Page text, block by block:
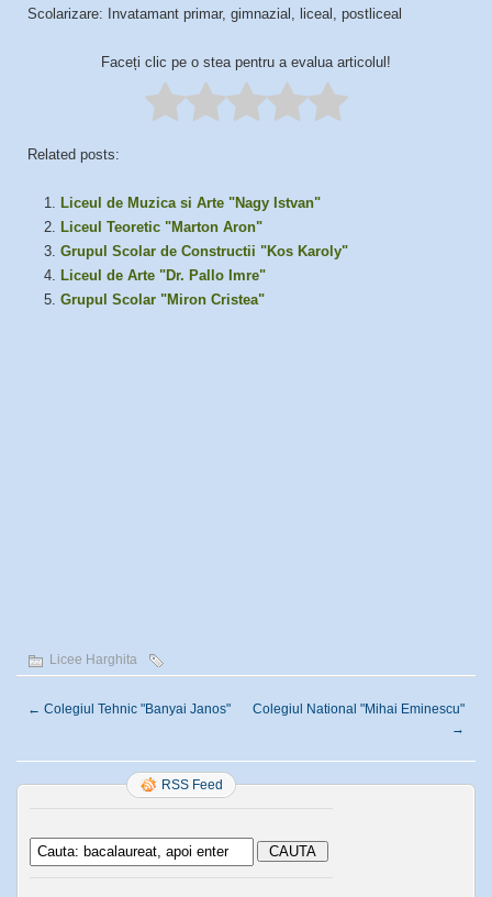
Scolarizare: Invatamant primar, gimnazial, liceal, postliceal
Faceți clic pe o stea pentru a evalua articolul!
Related posts:
Liceul de Muzica si Arte "Nagy Istvan"
Liceul Teoretic "Marton Aron"
Grupul Scolar de Constructii "Kos Karoly"
Liceul de Arte "Dr. Pallo Imre"
Grupul Scolar "Miron Cristea"
Licee Harghita
← Colegiul Tehnic "Banyai Janos"
Colegiul National "Mihai Eminescu"
→
RSS Feed